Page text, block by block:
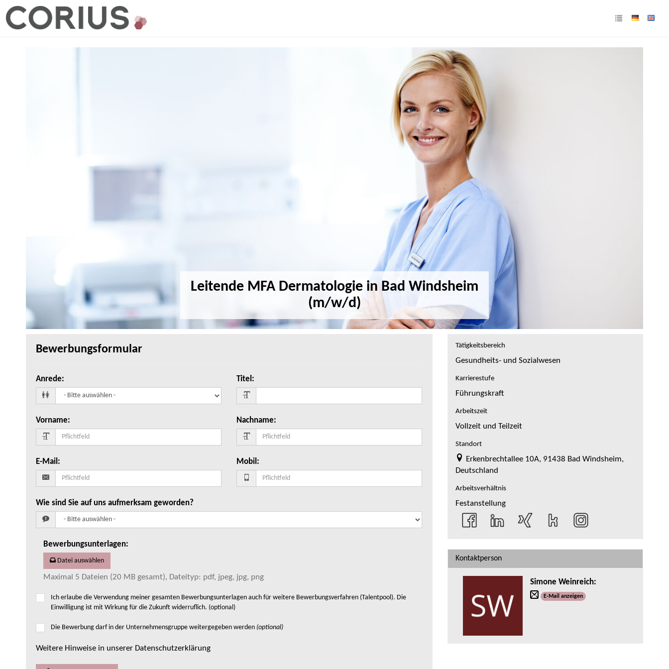
Leitende MFA Dermatologie in Bad Windsheim
(m/w/d)
Bewerbungsformular
Anrede: Titel :
Vorname: Nachname:
E-Mail : Mobil :
Wie sind Sie auf uns aufmerksam geworden?
Bewerbungsunterlagen:
Datei auswählen
Maximal 5 Dateien (20 MB gesamt), Dateityp: pdf, jpeg, jpg, png
Ich erlaube die Verwendung meiner gesamten Bewerbungsunterlagen auch für weitere Bewerbungsverfahren (Talentpool). Die
Einwilligung ist mit Wirkung für die Zukunft widerruflich. (optional)
Die Bewerbung darf in der Unternehmensgruppe weitergegeben werden (optional)
Weitere Hinweise in unserer Datenschutzerklärung
Tätigkeitsbereich
Gesundheits- und Sozialwesen
Karrierestufe
Führungskraft
Arbeitszeit
Vollzeit und Teilzeit
Standort
Erkenbrechtallee 10A, 91438 Bad Windsheim,
Deutschland
Arbeitsverhältnis
Festanstellung
Kontaktperson
Simone Weinreich:
E-Mail anzeigen